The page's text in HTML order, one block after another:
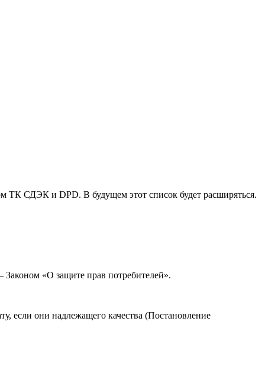
ТК СДЭК и DPD. В будущем этот список будет расширяться.
Законом «О защите прав потребителей».
если они надлежащего качества (Постановление